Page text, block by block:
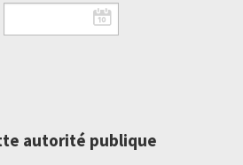
autorité publique